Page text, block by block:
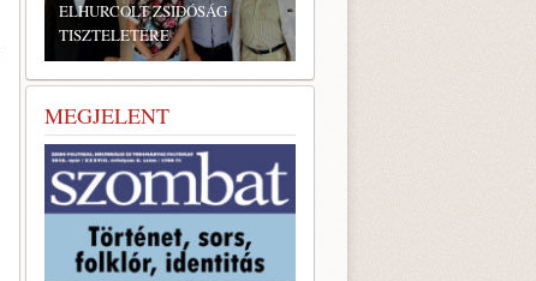
BONYHÁDI ZSIDÓ NAPOK
MEGJELENT